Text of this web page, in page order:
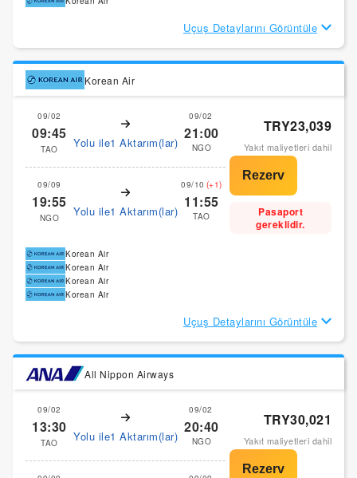
Uçuş Detaylarını Görüntüle
Korean Air
09/02
09:45
TAO Yolu ile1 Aktarım(lar)
09/02
21:00
NGO
09/09
19:55
NGO Yolu ile1 Aktarım(lar)
09/10 (+1)
11:55
TAO
TRY23,039
Yakıt maliyetleri dahil
Pasaport
gereklidir.
Korean Air
Korean Air
Korean Air
Korean Air
Uçuş Detaylarını Görüntüle
All Nippon Airways
09/02
13:30
TAO Yolu ile1 Aktarım(lar)
09/02
20:40
NGO
TRY30,021
Yakıt maliyetleri dahil